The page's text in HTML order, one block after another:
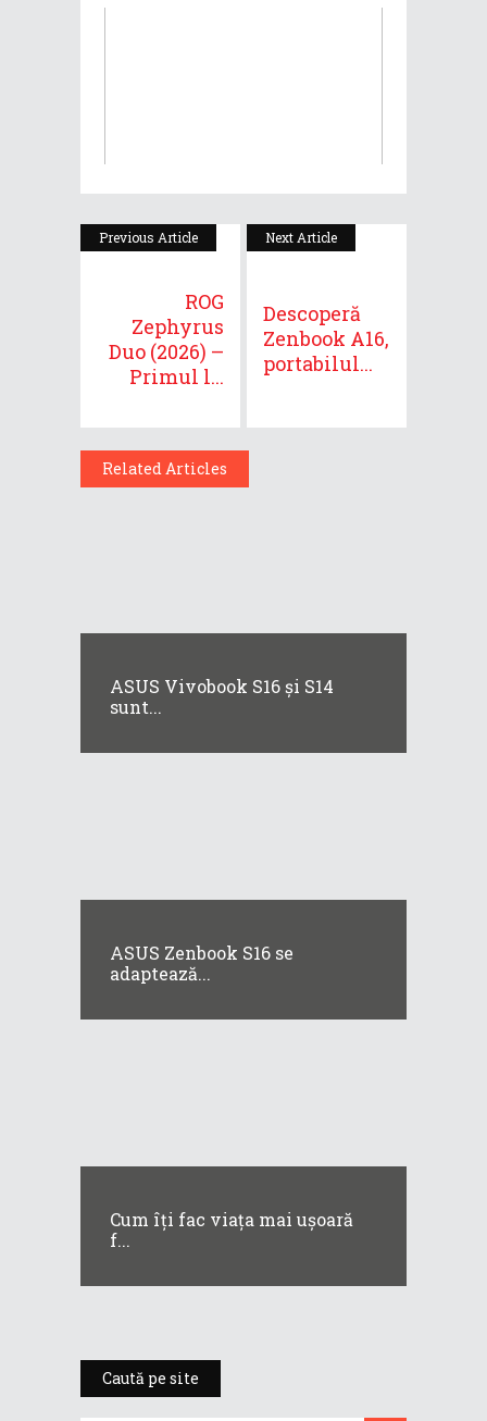
Previous Article
ROG
Zephyrus
Duo (2026) –
Primul l...
Next Article
Descoperă
Zenbook A16,
portabilul...
Related Articles
ASUS Vivobook S16 și S14
sunt...
ASUS Zenbook S16 se
adaptează...
Cum îți fac viața mai ușoară
f...
Caută pe site